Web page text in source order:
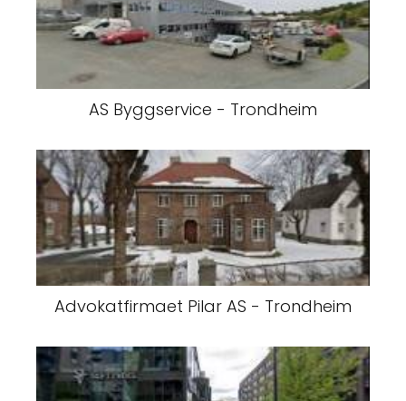
AS Byggservice - Trondheim
Advokatfirmaet Pilar AS - Trondheim